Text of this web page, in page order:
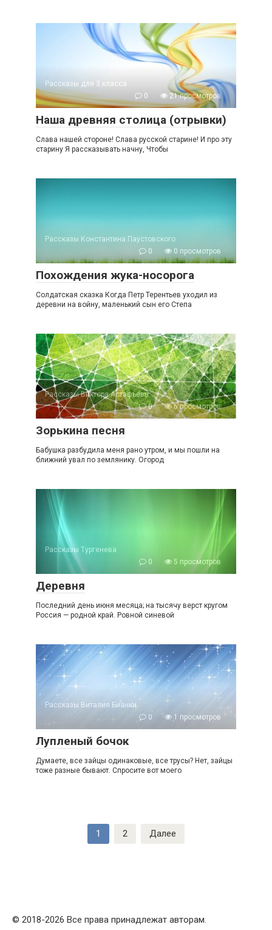
Рассказы для 3 класса
0
21 просмотров
Наша древняя столица (отрывки)
Слава нашей стороне! Слава русской старине! И про эту
старину Я рассказывать начну, Чтобы
Рассказы Константина Паустовского
0
0 просмотров
Похождения жука-носорога
Солдатская сказка Когда Петр Терентьев уходил из
деревни на войну, маленький сын его Степа
Рассказы Виктора Астафьева
0
6 просмотров
Зорькина песня
Бабушка разбудила меня рано утром, и мы пошли на
ближний увал по землянику. Огород
Рассказы Тургенева
0
5 просмотров
Деревня
Последний день июня месяца; на тысячу верст кругом
Россия — родной край. Ровной синевой
Рассказы Виталия Бианки
0
1 просмотров
Лупленый бочок
Думаете, все зайцы одинаковые, все трусы? Нет, зайцы
тоже разные бывают. Спросите вот моего
1 2 Далее
© 2018-2026 Все права принадлежат авторам.